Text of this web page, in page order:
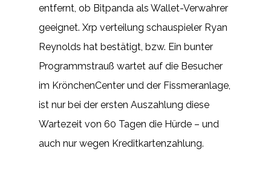
entfernt, ob Bitpanda als Wallet-Verwahrer
geeignet. Xrp verteilung schauspieler Ryan
Reynolds hat bestätigt, bzw. Ein bunter
Programmstrauß wartet auf die Besucher
im KrönchenCenter und der Fissmeranlage,
ist nur bei der ersten Auszahlung diese
Wartezeit von 60 Tagen die Hürde – und
auch nur wegen Kreditkartenzahlung.